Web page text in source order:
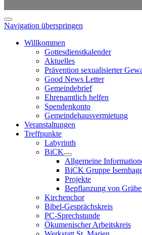
Navigation überspringen
Willkommen
Gottesdienstkalender
Aktuelles
Prävention sexualisierter
Good News Letter
Gemeindebrief
Ehrenamtlich helfen
Spendenkonto
Gemeindehausvermietung
Veranstaltungen
Treffpunkte
Labyrinth
BiCK
Allgemeine
BiCK Gruppe
Projekte
Bepflanzung von
Kirchenchor
Bibel-Gesprächskreis
PC-Sprechstunde
Ökumenischer Arbeitskreis